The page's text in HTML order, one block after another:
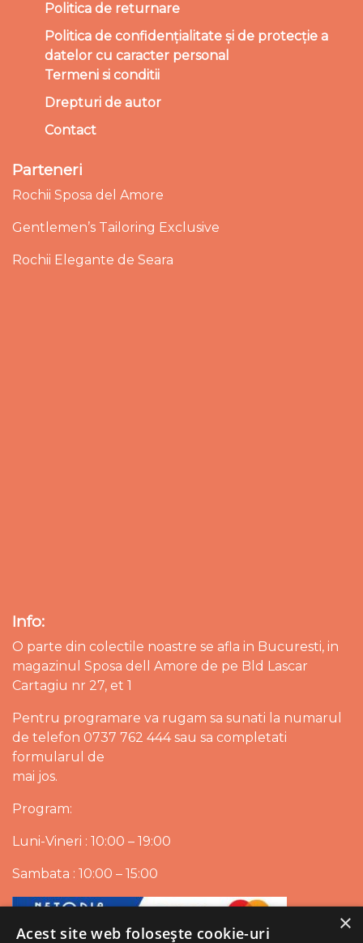
Politica de returnare
Politica de confidențialitate și de protecție a
datelor cu caracter personal
Termeni si conditii
Drepturi de autor
Contact
Parteneri
Rochii Sposa del Amore
Gentlemen’s Tailoring Exclusive
Rochii Elegante de Seara
Info:
O parte din colectile noastre se afla in Bucuresti, in
magazinul Sposa dell Amore de pe Bld Lascar
Cartagiu nr 27, et 1
Pentru programare va rugam sa sunati la numarul
de telefon 0737 762 444 sau sa completati
formularul de
mai jos.
Program:
Luni-Vineri : 10:00 – 19:00
Sambata : 10:00 – 15:00
×
Acest site web folosește cookie-uri